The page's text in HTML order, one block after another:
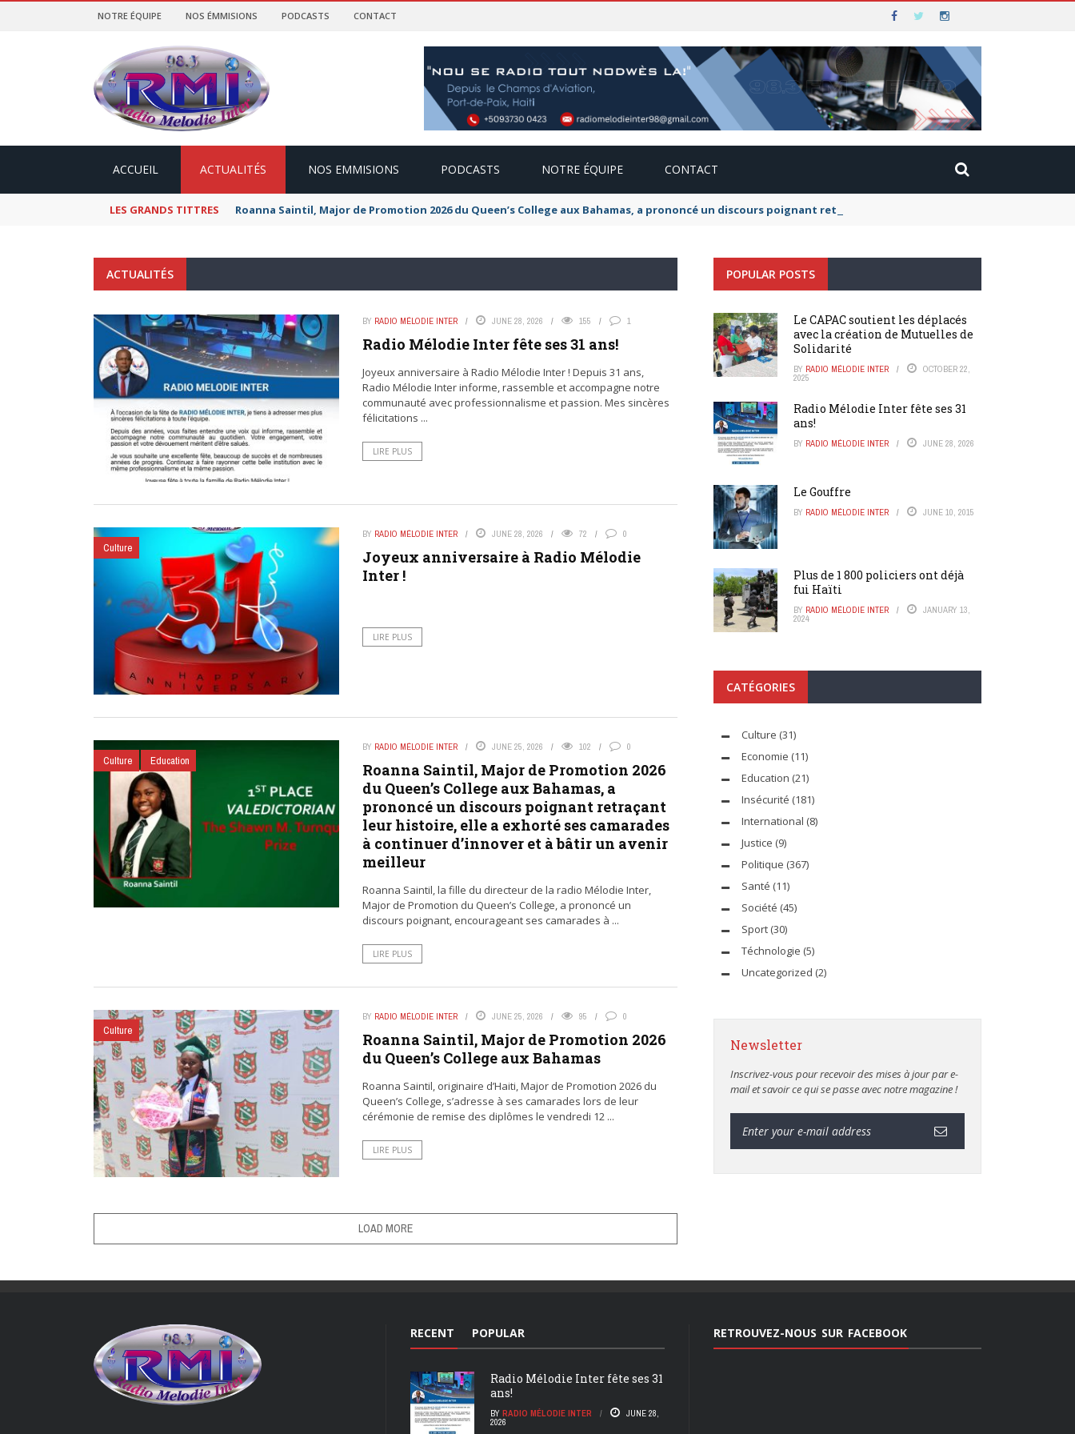
NOTRE ÉQUIPE NOS ÉMMISIONS PODCASTS CONTACT
ACCUEIL ACTUALITÉS NOS EMMISIONS PODCASTS NOTRE ÉQUIPE CONTACT
LES GRANDS TITTRES Roanna Saintil, Major de Promotion 2026 du Queen’s College aux Bahamas, a prononcé un discours poignant retraçant leur histoire, elle a exhorté ses
ACTUALITÉS
BY RADIO MÉLODIE INTER JUNE 28, 2026 155 1
Radio Mélodie Inter fête ses 31 ans!
Joyeux anniversaire à Radio Mélodie Inter ! Depuis 31 ans,
Radio Mélodie Inter informe, rassemble et accompagne notre
communauté avec professionnalisme et passion. Mes sincères
félicitations ...
LIRE PLUS
Culture
BY RADIO MÉLODIE INTER JUNE 28, 2026 72 0
Joyeux anniversaire à Radio Mélodie
Inter !
LIRE PLUS
Culture Education
BY RADIO MÉLODIE INTER JUNE 25, 2026 102 0
Roanna Saintil, Major de Promotion 2026
du Queen’s College aux Bahamas, a
prononcé un discours poignant retraçant
leur histoire, elle a exhorté ses camarades
à continuer d’innover et à bâtir un avenir
meilleur
Roanna Saintil, la fille du directeur de la radio Mélodie Inter,
Major de Promotion du Queen’s College, a prononcé un
discours poignant, encourageant ses camarades à ...
LIRE PLUS
Culture
BY RADIO MÉLODIE INTER JUNE 25, 2026 95 0
Roanna Saintil, Major de Promotion 2026
du Queen’s College aux Bahamas
Roanna Saintil, originaire d’Haiti, Major de Promotion 2026 du
Queen’s College, s’adresse à ses camarades lors de leur
cérémonie de remise des diplômes le vendredi 12 ...
LIRE PLUS
LOAD MORE
POPULAR POSTS
Le CAPAC soutient les déplacés
avec la création de Mutuelles de
Solidarité
BY RADIO MÉLODIE INTER OCTOBER 22,
2025
Radio Mélodie Inter fête ses 31
ans!
BY RADIO MÉLODIE INTER JUNE 28, 2026
Le Gouffre
BY RADIO MÉLODIE INTER JUNE 10, 2015
Plus de 1 800 policiers ont déjà
fui Haïti
BY RADIO MÉLODIE INTER JANUARY 13,
2024
CATÉGORIES
Culture (31)
Economie (11)
Education (21)
Insécurité (181)
International (8)
Justice (9)
Politique (367)
Santé (11)
Société (45)
Sport (30)
Téchnologie (5)
Uncategorized (2)
Newsletter
Inscrivez-vous pour recevoir des mises à jour par e-
mail et savoir ce qui se passe avec notre magazine !
RECENT POPULAR
Radio Mélodie Inter fête ses 31
ans!
BY RADIO MÉLODIE INTER JUNE 28,
2026
RETROUVEZ-NOUS SUR FACEBOOK